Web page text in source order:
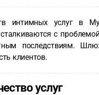
интимных услуг в
с
последствиям.
клиентов.
услуг